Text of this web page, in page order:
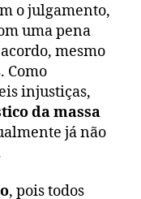
o julgamento,
uma pena
mesmo
Como
injustiças,
da massa
já não
, pois todos